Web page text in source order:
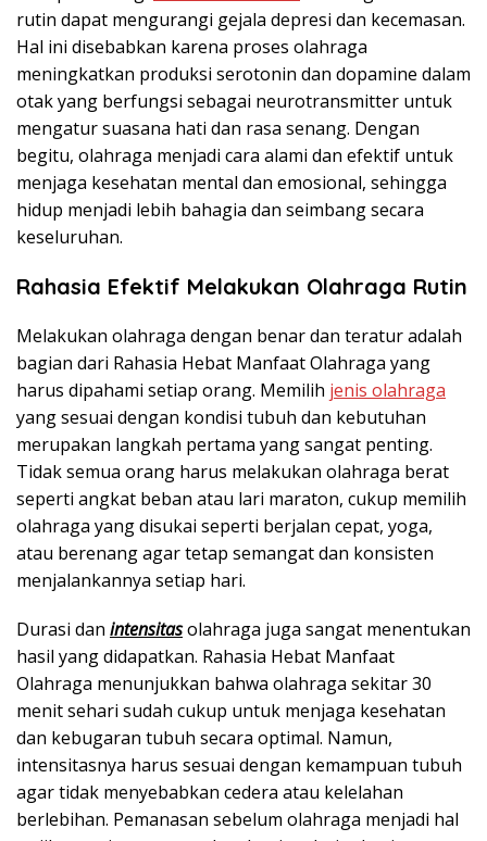
rutin dapat mengurangi gejala depresi dan kecemasan.
Hal ini disebabkan karena proses olahraga
meningkatkan produksi serotonin dan dopamine dalam
otak yang berfungsi sebagai neurotransmitter untuk
mengatur suasana hati dan rasa senang. Dengan
begitu, olahraga menjadi cara alami dan efektif untuk
menjaga kesehatan mental dan emosional, sehingga
hidup menjadi lebih bahagia dan seimbang secara
keseluruhan.
Rahasia Efektif Melakukan Olahraga Rutin
Melakukan olahraga dengan benar dan teratur adalah
bagian dari Rahasia Hebat Manfaat Olahraga yang
harus dipahami setiap orang. Memilih jenis olahraga
yang sesuai dengan kondisi tubuh dan kebutuhan
merupakan langkah pertama yang sangat penting.
Tidak semua orang harus melakukan olahraga berat
seperti angkat beban atau lari maraton, cukup memilih
olahraga yang disukai seperti berjalan cepat, yoga,
atau berenang agar tetap semangat dan konsisten
menjalankannya setiap hari.
Durasi dan intensitasolahraga juga sangat menentukan
hasil yang didapatkan. Rahasia Hebat Manfaat
Olahraga menunjukkan bahwa olahraga sekitar 30
menit sehari sudah cukup untuk menjaga kesehatan
dan kebugaran tubuh secara optimal. Namun,
intensitasnya harus sesuai dengan kemampuan tubuh
agar tidak menyebabkan cedera atau kelelahan
berlebihan. Pemanasan sebelum olahraga menjadi hal